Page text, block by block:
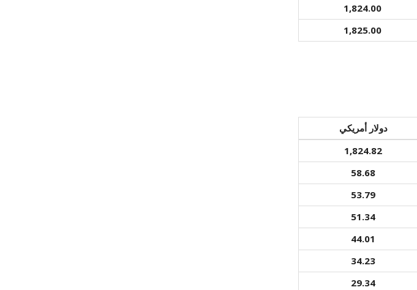
1,824.00
1,825.00
دولار أمريكي
1,824.82
58.68
53.79
51.34
44.01
34.23
29.34